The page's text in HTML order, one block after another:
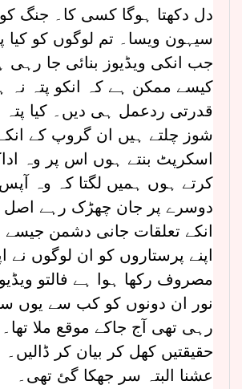
دل دکھتا ہوگا کسی کا۔ جنگ
سیہون ویسا۔ تم لوگوں کو کیا
جب انکی ویڈیوز بنائی جا رہی
کیسے ممکن ہے کہ انکو پتہ نہ
قدرتی ردعمل ہی دیں۔ کیا پتہ
شوز چلتے ہیں ان گروپ کے
اسکرپٹ بنتے ہوں اس پر وہ
کرتے ہوں ہمیں لگتا کہ وہ
دوسرے پر جان چھڑک رہے اصل
انکے تعلقات جانی دشمن
اپنے پرستاروں کو ان لوگوں نے
مصروف رکھا ہوا ہے فالتو
نور ان دونوں کو کب سے یوں
رہی تھی آج جاکے موقع ملا
حقیقتیں کھل کر بیان کر
عشنا البتہ سر جھکا گئ تھی۔